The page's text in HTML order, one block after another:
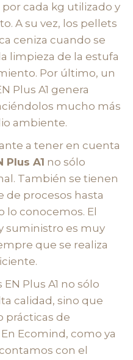
cada kg utilizado y
A su vez, los pellets
ceniza cuando se
limpieza de la estufa
Por último, un
Plus A1 genera
mucho más
ambiente.
a tener en cuenta
Plus A1 no sólo
También se tienen
de procesos hasta
lo conocemos. El
suministro es muy
que se realiza
Plus A1 no sólo
calidad, sino que
prácticas de
Ecomind, como ya
con el